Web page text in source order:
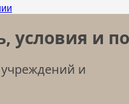
условия и
и